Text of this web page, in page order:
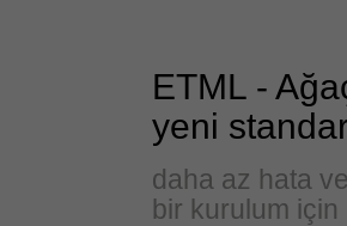
ETML -
yeni
daha az hata
bir kurulum için